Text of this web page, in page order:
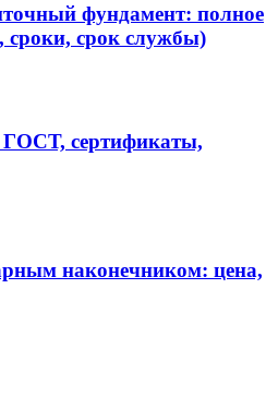
фундамент: полное
сроки, срок службы)
сертификаты,
наконечником: цена,